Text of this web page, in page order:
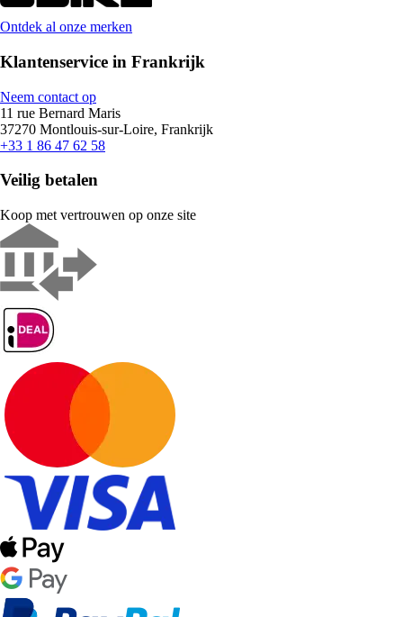
Ontdek al onze merken
Klantenservice in Frankrijk
Neem contact op
11 rue Bernard Maris
37270 Montlouis-sur-Loire, Frankrijk
+33 1 86 47 62 58
Veilig betalen
Koop met vertrouwen op onze site